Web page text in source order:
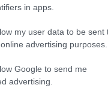
in apps.
my user data to be sent
advertising purposes.
Google to send me
advertising.
Gutiérrez, es Mateo,…